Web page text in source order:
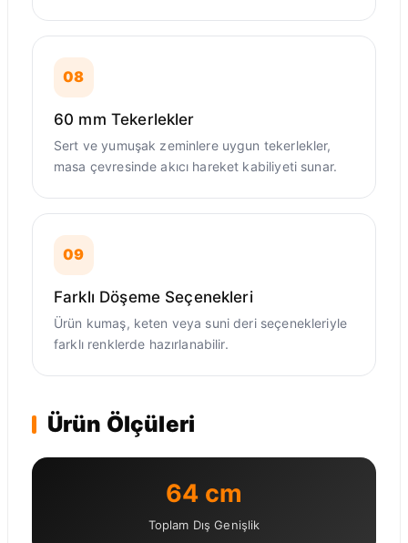
08
60 mm Tekerlekler
Sert ve yumuşak zeminlere uygun tekerlekler,
masa çevresinde akıcı hareket kabiliyeti sunar.
09
Farklı Döşeme Seçenekleri
Ürün kumaş, keten veya suni deri seçenekleriyle
farklı renklerde hazırlanabilir.
Ürün Ölçüleri
64 cm
Toplam Dış Genişlik